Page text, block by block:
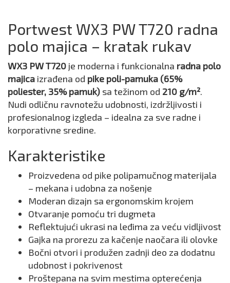
Portwest WX3 PW T720 radna
polo majica – kratak rukav
WX3 PW T720 je moderna i funkcionalna radna polo
majica izrađena od pike poli-pamuka (65%
poliester, 35% pamuk) sa težinom od 210 g/m².
Nudi odličnu ravnotežu udobnosti, izdržljivosti i
profesionalnog izgleda – idealna za sve radne i
korporativne sredine.
Karakteristike
Proizvedena od pike polipamučnog materijala
– mekana i udobna za nošenje
Moderan dizajn sa ergonomskim krojem
Otvaranje pomoću tri dugmeta
Reflektujući ukrasi na leđima za veću vidljivost
Gajka na prorezu za kačenje naočara ili olovke
Bočni otvori i produžen zadnji deo za dodatnu
udobnost i pokrivenost
Proštepana na svim mestima opterećenja